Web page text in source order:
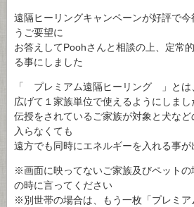
遠隔ヒーリングキャンペーンが好評で
うご要望に
お答えしてPoohさんと相談の上、定常
る事にしました
「 プレミアム遠隔ヒーリング 」と
広げて１家族単位で使えるようにしまし
伝授をされているご家族が対象と犬な
入らなくても
遠方でも同時にエネルギーを入れる事が
※画面に映ってないご家族及びペット
の時に言ってください
※別世帯の場合は、もう一枚「プレミ